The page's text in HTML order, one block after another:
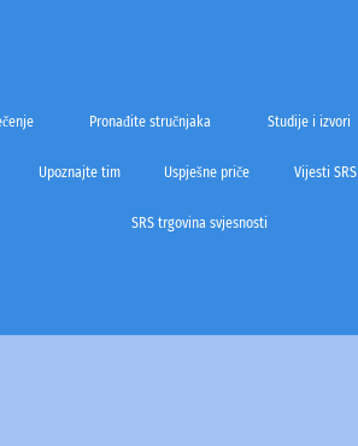
Pronađite stručnjaka Studije i izvori
Upoznajte tim Uspješne priče Vijesti SRS
SRS trgovina svjesnosti